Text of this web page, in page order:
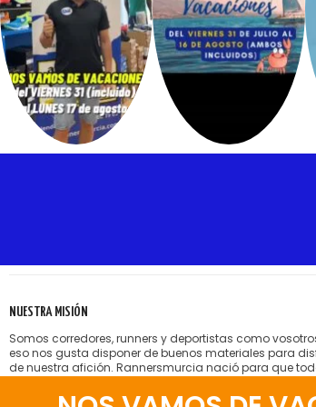
NUESTRA MISIÓN
Somos corredores, runners y deportistas como
eso nos gusta disponer de buenos materiales para
de nuestra afición. Rannersmurcia nació para que
nosotros podamos encontrar esas zapatillas, esa
esos accesorios deportivos que, a veces, son tan